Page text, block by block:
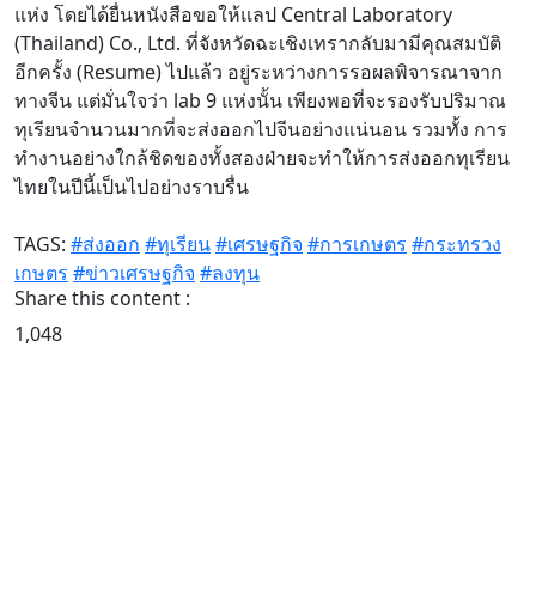
แห่ง โดยได้ยื่นหนังสือขอให้แลป Central Laboratory
(Thailand) Co., Ltd. ที่จังหวัดฉะเชิงเทรากลับมามีคุณสมบัติ
อีกครั้ง (Resume) ไปแล้ว อยู่ระหว่างการรอผลพิจารณาจาก
ทางจีน แต่มั่นใจว่า lab 9 แห่งนั้น เพียงพอที่จะรองรับปริมาณ
ทุเรียนจำนวนมากที่จะส่งออกไปจีนอย่างแน่นอน รวมทั้ง การ
ทำงานอย่างใกล้ชิดของทั้งสองฝ่ายจะทำให้การส่งออกทุเรียน
ไทยในปีนี้เป็นไปอย่างราบรื่น
TAGS: #ส่งออก #ทุเรียน#เศรษฐกิจ #การเกษตร #กระทรวง
เกษตร #ข่าวเศรษฐกิจ #ลงทุน
Share this content :
1,048